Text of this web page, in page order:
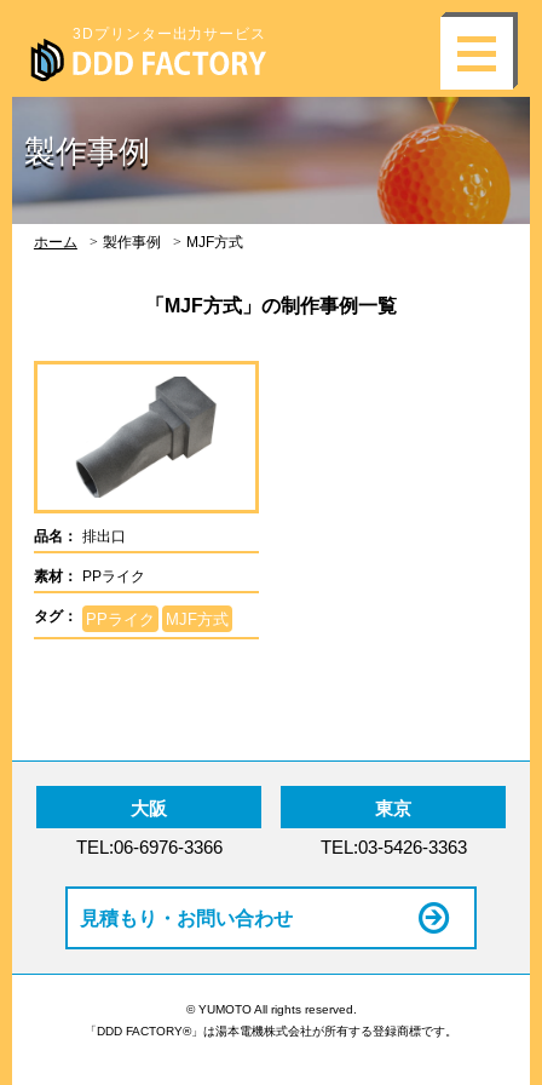
3Dプリンター出力サービス
製作事例
ホーム 製作事例 MJF方式
「MJF方式」の制作事例一覧
品名： 排出口
素材： PPライク
タグ： PPライク MJF方式
大阪
TEL:06-6976-3366
東京
TEL:03-5426-3363
見積もり・お問い合わせ
© YUMOTO All rights reserved.
「DDD FACTORY®」は湯本電機株式会社が所有する登録商標です。